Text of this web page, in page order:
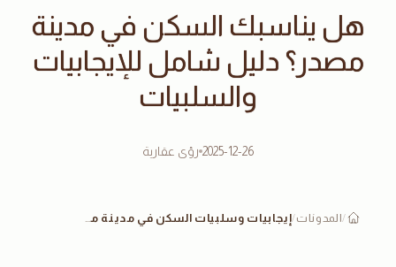
هل يناسبك السكن في مدينة
مصدر؟ دليل شامل للإيجابيات
والسلبيات
2025-12-26 رؤى عقارية
/المدونات/ إيجابيات وسلبيات السكن في مدينة مصدر